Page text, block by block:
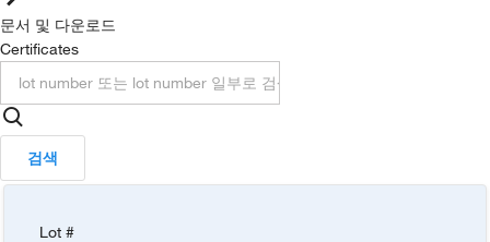
문서 및 다운로드
Certificates
검색
Lot #